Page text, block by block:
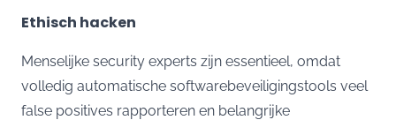
Ethisch hacken
Menselijke security experts zijn essentieel, omdat
volledig automatische softwarebeveiligingstools veel
false positives rapporteren en belangrijke